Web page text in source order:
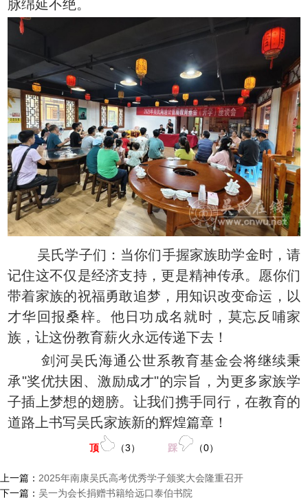
脉绵延不绝。
吴氏学子们：当你们手握家族助学金时，请
记住这不仅是经济支持，更是精神传承。愿你们
带着家族的祝福勇敢追梦，用知识改变命运，以
才华回报桑梓。他日功成名就时，莫忘反哺家
族，让这份教育薪火永远传递下去！
剑河吴氏海通公世系教育基金会将继续秉
承"奖优扶困、激励成才"的宗旨，为更多家族学
子插上梦想的翅膀。让我们携手同行，在教育的
道路上书写吴氏家族新的辉煌篇章！
顶 （3） 踩 （0）
上一篇： 2025年南康吴氏高考优秀学子颁奖大会隆重召开
下一篇： 吴一为会长捐赠书籍给远口泰伯书院